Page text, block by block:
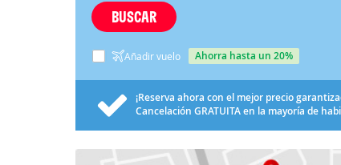
BUSCAR
Añadir vuelo ahorra hasta un 20%
¡Reserva ahora con el mejor precio
Cancelación GRATUITAen la mayoría de